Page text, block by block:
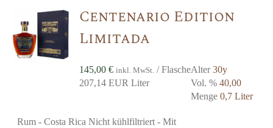
Centenario Edition
Limitada
145,00€ inkl. MwSt. / Flasche
207,14 EUR Liter
Alter30y
Vol. %40,00
Menge0,7 Liter
Rum - Costa Rica Nicht kühlfiltriert - Mit